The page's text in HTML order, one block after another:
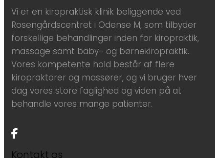
Vi er en kiropraktisk klinik beliggende ved
Rosengårdscentret i Odense M, som tilbyder
forskellige behandlinger inden for kiropraktik,
massage samt baby- og børnekiropraktik.
Vores kompetente hold består af flere
kiropraktorer og massører, og vi bruger hver
dag vores store faglighed og viden på at
behandle vores mange patienter.
Kontakt os